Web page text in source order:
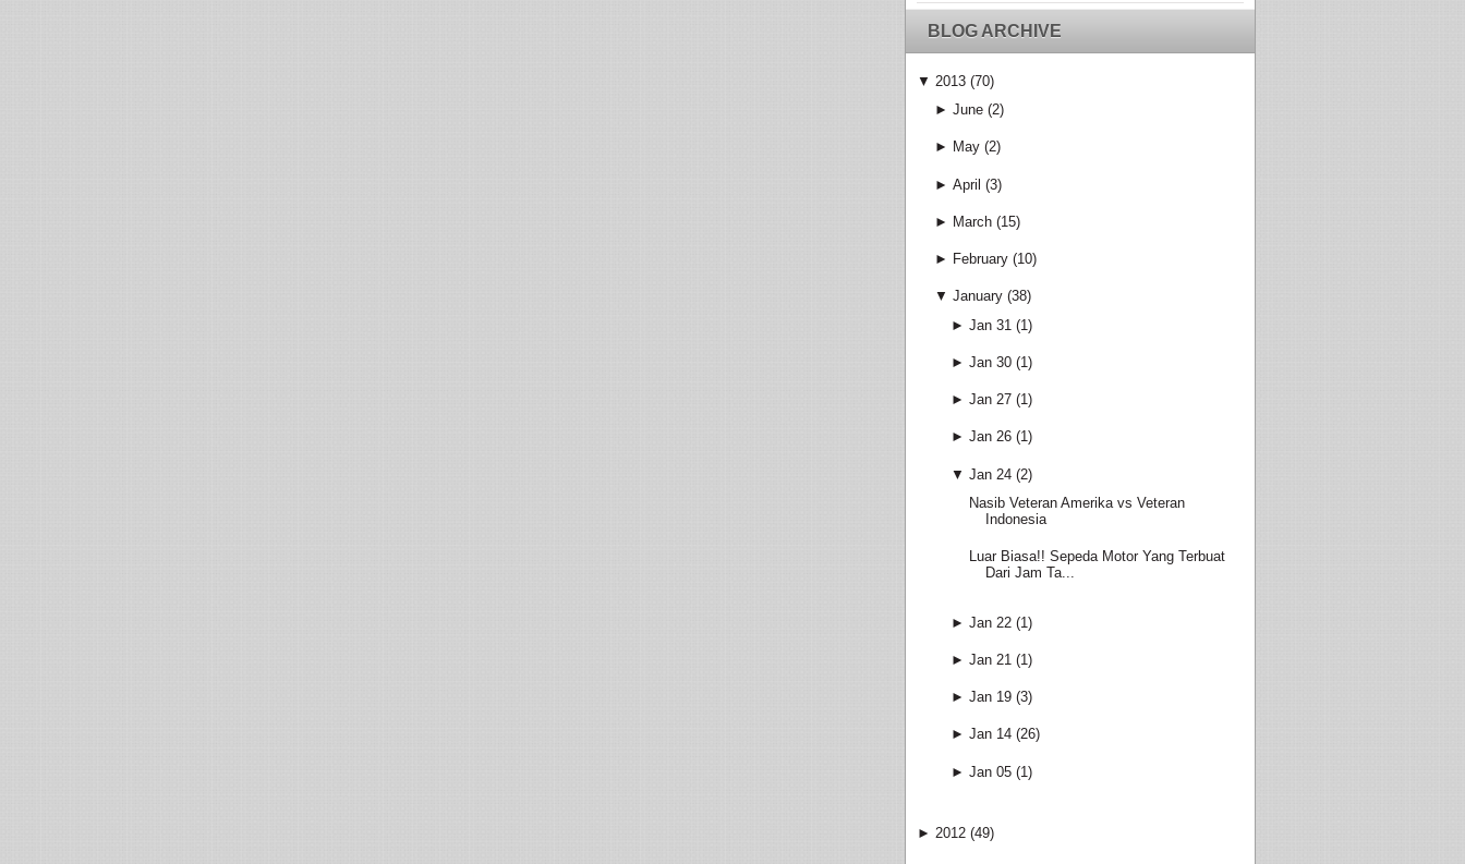
BLOG ARCHIVE
▼ 2013 (70)
► June (2)
► May (2)
► April (3)
► March (15)
► February (10)
▼ January (38)
►Jan 31 (1)
►Jan 30 (1)
►Jan 27 (1)
►Jan 26 (1)
▼Jan 24 (2)
Nasib Veteran Amerika vs Veteran
Indonesia
Luar Biasa!! Sepeda Motor Yang Terbuat
Dari Jam Ta...
►Jan 22 (1)
►Jan 21 (1)
►Jan 19 (3)
►Jan 14 (26)
►Jan 05 (1)
► 2012 (49)